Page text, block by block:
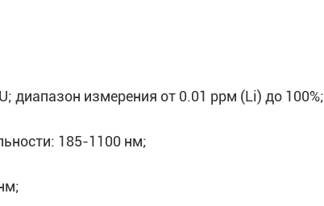
диапазон измерения от 0.01 ррм (Li) до 100%;
185-1100 нм;